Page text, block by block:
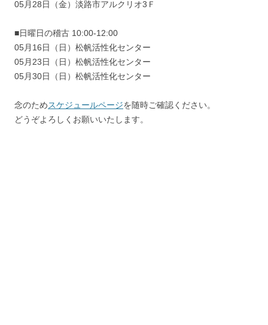
05月28日（金）淡路市アルクリオ3Ｆ
■日曜日の稽古 10:00-12:00
05月16日（日）松帆活性化センター
05月23日（日）松帆活性化センター
05月30日（日）松帆活性化センター
念のためスケジュールページを随時ご確認ください。
どうぞよろしくお願いいたします。